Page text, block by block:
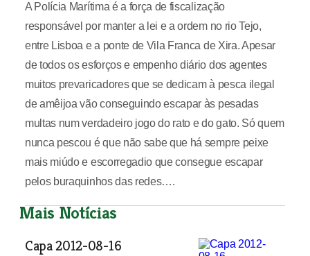
A Polícia Marítima é a força de fiscalização
responsável por manter a lei e a ordem no rio Tejo,
entre Lisboa e a ponte de Vila Franca de Xira. Apesar
de todos os esforços e empenho diário dos agentes
muitos prevaricadores que se dedicam à pesca ilegal
de amêijoa vão conseguindo escapar às pesadas
multas num verdadeiro jogo do rato e do gato. Só quem
nunca pescou é que não sabe que há sempre peixe
mais miúdo e escorregadio que consegue escapar
pelos buraquinhos das redes….
Mais Notícias
Capa 2012-08-16